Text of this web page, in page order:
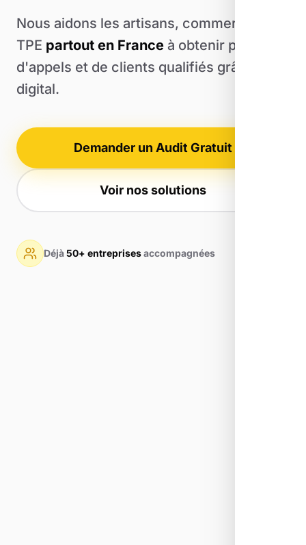
Nous aidons les artisans, commerçants et
TPE partout en France à obtenir plus
d'appels et de clients qualifiés grâce au
digital.
Demander un Audit Gratuit
Voir nos solutions
Déjà50+ entreprisesaccompagnées